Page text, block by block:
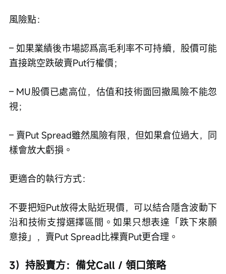
風險點：
– 如果業績後市場認爲高毛利率不可持續，股價可能
直接跳空跌破賣Put行權價；
– MU股價已處高位，估值和技術面回撤風險不能忽
視；
– 賣Put Spread雖然風險有限，但如果倉位過大，同
樣會放大虧損。
更適合的執行方式：
不要把短Put放得太貼近現價，可以結合隱含波動下
沿和技術支撐選擇區間。如果只想表達「跌下來願
意接」，賣Put Spread比裸賣Put更合理。
3）持股賣方：備兌Call / 領口策略